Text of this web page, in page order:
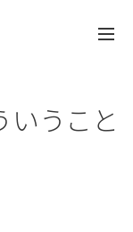
いうこと